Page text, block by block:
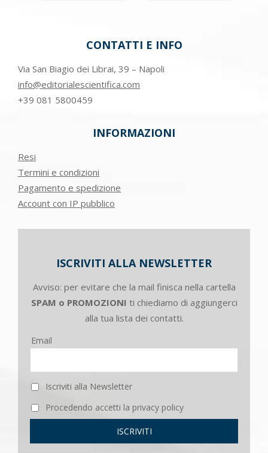
CONTATTI E INFO
Via San Biagio dei Librai, 39 – Napoli
info@editorialescientifica.com
+39 081 5800459
INFORMAZIONI
Resi
Termini e condizioni
Pagamento e spedizione
Account con IP pubblico
ISCRIVITI ALLA NEWSLETTER
Avviso: per evitare che la mail finisca nella cartella
SPAM o PROMOZIONI ti chiediamo di aggiungerci
alla tua lista dei contatti.
Email
Iscriviti alla Newsletter
Procedendo accetti la privacy policy